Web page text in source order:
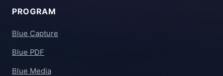
PROGRAM
Blue Capture
Blue PDF
Blue Media